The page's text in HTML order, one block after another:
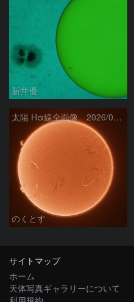
新井優
太陽 Hα線全面像 2026/08/06
のくとす
サイトマップ
ホーム
天体写真ギャラリーについて